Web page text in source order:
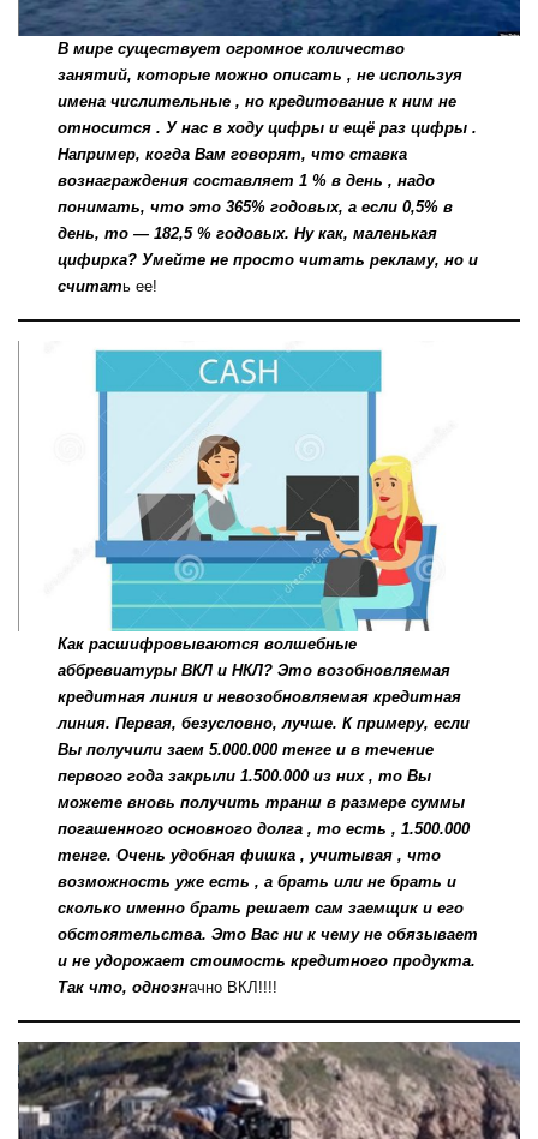
В мире существует огромное количество
занятий, которые можно описать , не используя
имена числительные , но кредитование к ним не
относится . У нас в ходу цифры и ещё раз цифры .
Например, когда Вам говорят, что ставка
вознаграждения составляет 1 % в день , надо
понимать, что это 365% годовых, а если 0,5% в
день, то — 182,5 % годовых. Ну как, маленькая
цифирка? Умейте не просто читать рекламу, но и
считать ее!
Как расшифровываются волшебные
аббревиатуры ВКЛ и НКЛ? Это возобновляемая
кредитная линия и невозобновляемая кредитная
линия. Первая, безусловно, лучше. К примеру, если
Вы получили заем 5.000.000 тенге и в течение
первого года закрыли 1.500.000 из них , то Вы
можете вновь получить транш в размере суммы
погашенного основного долга , то есть , 1.500.000
тенге. Очень удобная фишка , учитывая , что
возможность уже есть , а брать или не брать и
сколько именно брать решает сам заемщик и его
обстоятельства. Это Вас ни к чему не обязывает
и не удорожает стоимость кредитного продукта.
Так что, однозначно ВКЛ!!!!